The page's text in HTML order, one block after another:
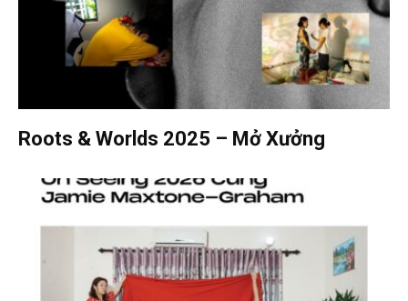
Roots & Worlds 2025 – Mở Xưởng